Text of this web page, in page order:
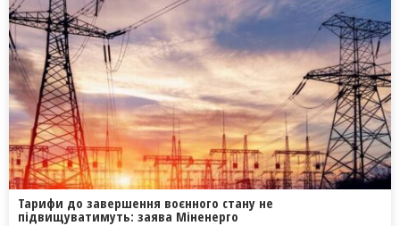
Тарифи до завершення воєнного стану не
підвищуватимуть: заява Міненерго